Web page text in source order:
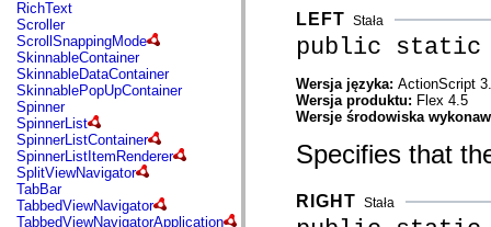
flashx.textLayout.compose
flashx.textLayout.container
flashx.textLayout.conversion
flashx.textLayout.edit
flashx.textLayout.elements
flashx.textLayout.events
flashx.textLayout.factory
flashx.textLayout.formats
flashx.textLayout.operations
flashx.textLayout.utils
flashx.undo
mx.accessibility
mx.automation
RichText
Scroller
ScrollSnappingMode
SkinnableContainer
SkinnableDataContainer
SkinnablePopUpContainer
Spinner
SpinnerList
SpinnerListContainer
SpinnerListItemRenderer
SplitViewNavigator
TabBar
TabbedViewNavigator
TabbedViewNavigatorApplication
LEFT Stała
public static
Wersja języka: ActionScript
Wersja produktu: Flex 4.5
Wersje środowiska
Specifies that
RIGHT Stała